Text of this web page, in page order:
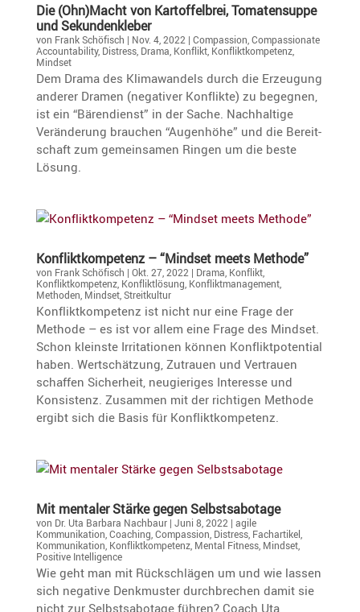
Die (Ohn)Macht von Kartof­fel­brei, Tomaten­suppe
und Sekundenkleber
von Frank Schöfisch | Nov. 4, 2022 | Compassion Compassionate
Accountability, Distress, Drama Konflikt, Konfliktkompetenz,
Mindset
Dem Drama des Klima­wan­dels durch die Erzeu­gung
anderer Dramen (negativer Konflikte) zu begegnen,
ist ein “Bären­dienst” in der Sache. Nachhal­tige
Verän­de­rung brauchen “Augen­höhe” und die Bereit­
schaft zum gemein­samen Ringen um die beste
Lösung.
Konflikt­kom­pe­tenz – “Mindset meets Methode”
von Frank Schöfisch | Okt. 27, 2022 | Drama Konflikt,
Konfliktkompetenz, Konfliktlösung Konfliktmanagement,
Methoden Mindset, Streitkultur
Konflikt­kom­pe­tenz ist nicht nur eine Frage der
Methode – es ist vor allem eine Frage des Mindset.
Schon kleinste Irrita­tionen können Konflikt­po­ten­tial
haben. Wertschät­zung, Zutrauen und Vertrauen
schaffen Sicher­heit, neugie­riges Inter­esse und
Konsis­tenz. Zusammen mit der richtigen Methode
ergibt sich die Basis für Konfliktkompetenz.
Mit mentaler Stärke gegen Selbstsabotage
von Dr. Uta Barbara Nachbaur| Juni 8, 2022 | agile
Kommunikation Coaching Compassion Distress, Fachartikel
Kommunikation Konfliktkompetenz, Mental Fitness, Mindset,
Positive Intelligence
Wie geht man mit Rückschlägen um und wie lassen
sich negative Denkmuster durch­bre­chen damit sie
nicht zur Selbst­sa­bo­tage führen? Coach Uta